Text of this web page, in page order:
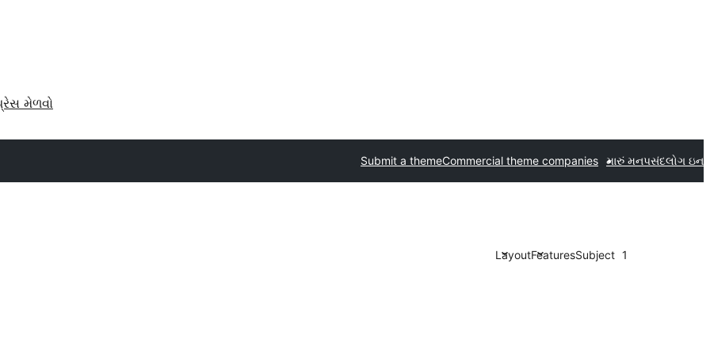
મેળવો
Submit a themeCommercial theme companies મારું મનપસંદલોગ ઇન
LayoutFeaturesSubject 1